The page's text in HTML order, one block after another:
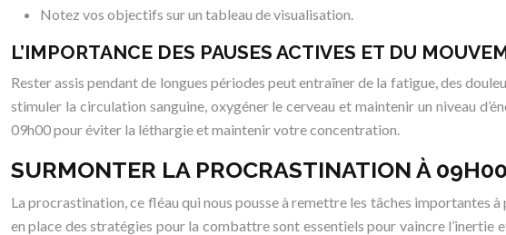
Notez vos objectifs sur un tableau de visualisation.
L’IMPORTANCE DES PAUSES ACTIVES ET DU
Rester assis pendant de longues périodes peut entraîner de la fatigue, des
stimuler la circulation sanguine, oxygéner le cerveau et maintenir un niveau
09h00 pour éviter la léthargie et maintenir votre concentration.
SURMONTER LA PROCRASTINATION À 09H00
La procrastination, ce fléau qui nous pousse à remettre les tâches
en place des stratégies pour la combattre sont essentiels pour vaincre